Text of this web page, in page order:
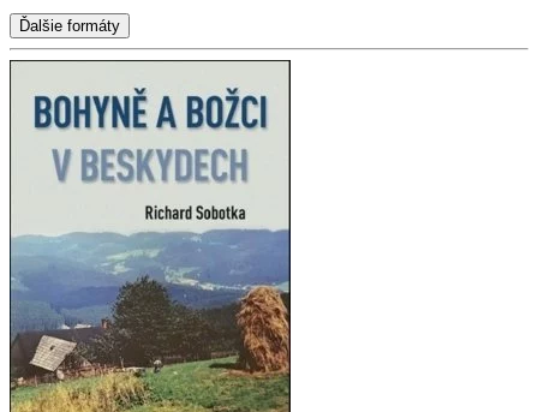
Ďalšie formáty